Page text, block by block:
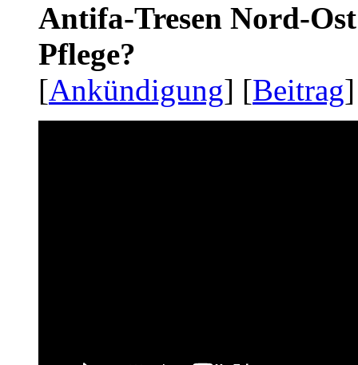
Antifa-Tresen Nord-
Pflege?
[Ankündigung] [Beitrag